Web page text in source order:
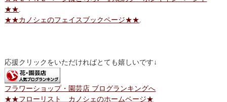
★★
★★カノシェのフェイスブックページ★★
応援クリックをいただければとても嬉しいです↓
フラワーショップ・園芸店 ブログランキングへ
★★フローリスト カノシェのホームページ★